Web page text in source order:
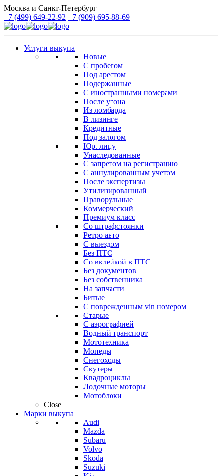
Москва и Санкт-Петербург
+7 (499) 649-22-92 +7 (909) 695-88-69
Услуги выкупа
Новые
С пробегом
Под арестом
Подержанные
С иностранными номерами
После угона
Из ломбарда
В лизинге
Кредитные
Под залогом
Юр. лицу
Унаследованные
С запретом на регистрацию
С аннулированным учетом
После экспертизы
Утилизированный
Праворульные
Коммерческий
Премиум класс
Со штрафстоянки
Ретро авто
С выездом
Без ПТС
Со вклейкой в ПТС
Без документов
Без собственника
На запчасти
Битые
С поврежденным vin номером
Старые
С аэрографией
Водный транспорт
Мототехника
Мопеды
Снегоходы
Скутеры
Квадроциклы
Лодочные моторы
Мотоблоки
Close
Марки выкупа
Audi
Mazda
Subaru
Volvo
Skoda
Suzuki